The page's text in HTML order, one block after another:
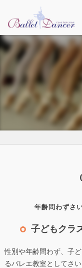
年齢問わずさ
子どもクラ
性別や年齢問わず、子
るバレエ教室としてさ